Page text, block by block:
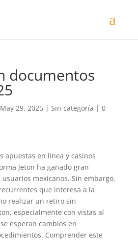
documentos
May 29, 2025| Sin categoría | 0
apuestas en línea y casinos
Jeton ha ganado gran
mexicanos. Sin embargo,
que interesa a la
realizar un retiro sin
especialmente con vistas al
esperan cambios en
Comprender este